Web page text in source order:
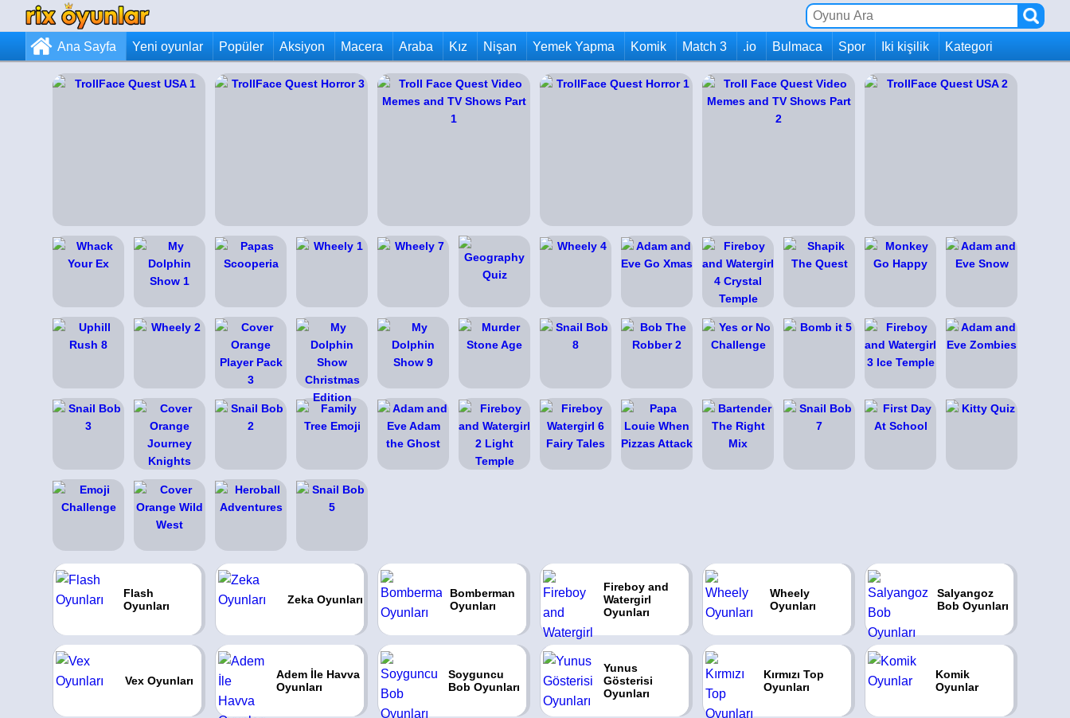
Ana Sayfa Yeni oyunlar Popüler Aksiyon Macera Araba Kız Nişan Yemek Yapma Komik Match 3 .io Bulmaca Spor Iki kişilik Kategori
Flash
Oyunları
Zeka Oyunları
Bomberman
Oyunları
Fireboy and
Watergirl
Oyunları
Wheely
Oyunları
Salyangoz
Bob Oyunları
Vex Oyunları
Adem İle Havva
Oyunları
Soyguncu
Bob Oyunları
Yunus
Gösterisi
Oyunları
Kırmızı Top
Oyunları
Komik
Oyunlar